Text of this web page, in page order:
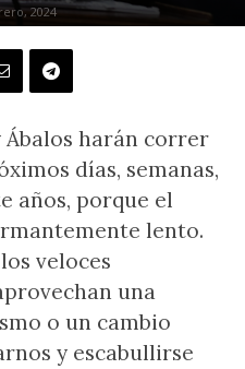
2024
Ábalos harán correr
días, semanas,
años, porque el
lento.
veloces
una
o un cambio
y escabullirse